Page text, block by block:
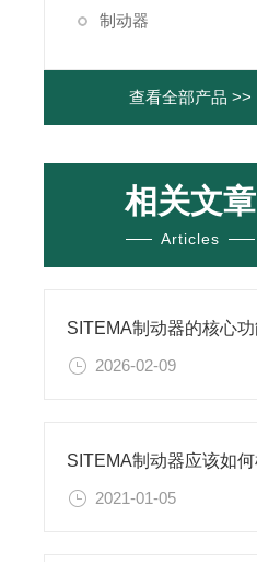
制动器
查看全部产品 >>
相关文章
Articles
2026-02-09
2021-01-05